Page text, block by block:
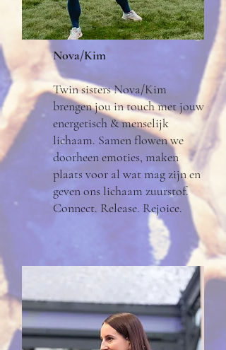
Nova/Kim
Twin sisters Nova/Kim
brengen jou in touch met jouw
energetisch & menselijk
lichaam. Samen flowen we
doorheen emoties, maken
plaats voor al wat mag zijn en
geven ons lichaam zuurstof.
Connect. Release. Rejoice.